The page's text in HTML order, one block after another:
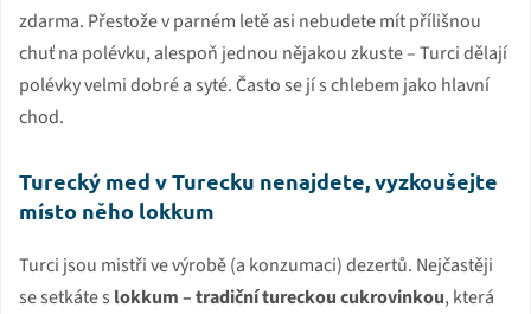
zdarma. Přestože v parném letě asi nebudete mít přílišnou
chuť na polévku, alespoň jednou nějakou zkuste – Turci dělají
polévky velmi dobré a syté. Často se jí s chlebem jako hlavní
chod.
Turecký med v Turecku nenajdete, vyzkoušejte
místo něho lokkum
Turci jsou mistři ve výrobě (a konzumaci) dezertů. Nejčastěji
se setkáte s lokkum – tradiční tureckou cukrovinkou, která